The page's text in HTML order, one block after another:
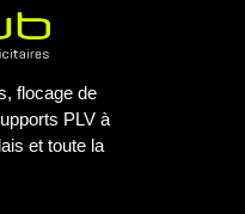
flocage de
PLV à
et toute la